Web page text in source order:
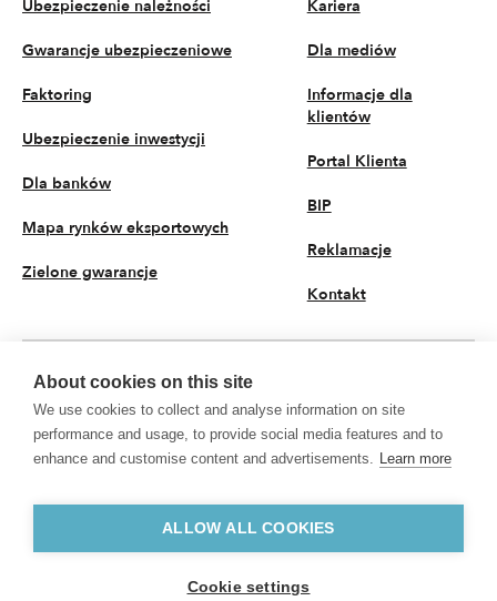
Ubezpieczenie należności
Gwarancje ubezpieczeniowe
Faktoring
Ubezpieczenie inwestycji
Dla banków
Mapa rynków eksportowych
Zielone gwarancje
Kariera
Dla mediów
Informacje dla
klientów
Portal Klienta
BIP
Reklamacje
Kontakt
© 2026 KUKE S.A. Wszystkie prawa zastrzeżone
Polityka prywatności
Przetwarzanie danych osobowych
KUKE S.A. z siedzibą przy ul. Kruczej 50, 00-025 Warszawa, Sąd Rejonowy dla
m.st. Warszawy w Warszawie, XII Wydział Gospodarczy Krajowego Rejestru
PL
About cookies on this site
We use cookies to collect and analyse information on site
performance and usage, to provide social media features and to
enhance and customise content and advertisements. Learn more
ALLOW ALL COOKIES
Cookie settings